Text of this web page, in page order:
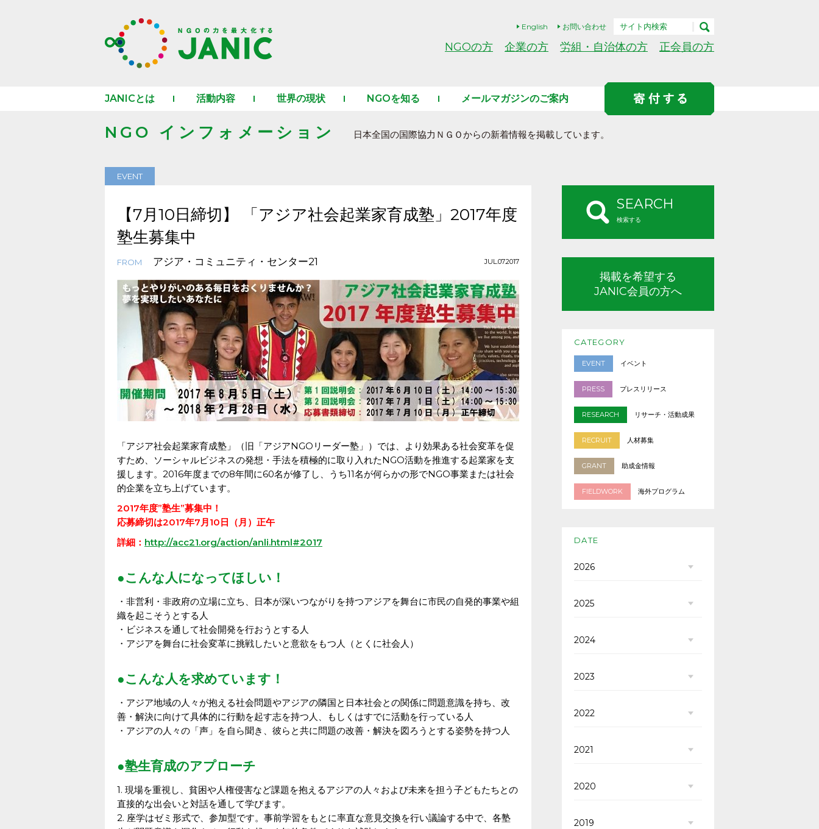
English お問い合わせ
NGOの方 企業の方 労組・自治体の方 正会員の方
JANICとは 活動内容 世界の現状 NGOを知る メールマガジンのご案内
NGO インフォメーション 日本全国の国際協力ＮＧＯからの新着情報を掲載しています。
EVENT
【7月10日締切】 「アジア社会起業家育成塾」2017年度
塾生募集中
FROM アジア・コミュニティ・センター21 JUL.07.2017
「アジア社会起業家育成塾」（旧「アジアNGOリーダー塾」）では、より効果ある社会変革を促
すため、ソーシャルビジネスの発想・手法を積極的に取り入れたNGO活動を推進する起業家を支
援します。2016年度までの8年間に60名が修了し、うち11名が何らかの形でNGO事業または社会
的企業を立ち上げています。
2017年度”塾生”募集中！
応募締切は2017年7月10日（月）正午
詳細： http://acc21.org/action/anli.html#2017
●こんな人になってほしい！
・非営利・非政府の立場に立ち、日本が深いつながりを持つアジアを舞台に市民の自発的事業や組
織を起こそうとする人
・ビジネスを通して社会開発を行おうとする人
・アジアを舞台に社会変革に挑戦したいと意欲をもつ人（とくに社会人）
●こんな人を求めています！
・アジア地域の人々が抱える社会問題やアジアの隣国と日本社会との関係に問題意識を持ち、改
善・解決に向けて具体的に行動を起す志を持つ人、もしくはすでに活動を行っている人
・アジアの人々の「声」を自ら聞き、彼らと共に問題の改善・解決を図ろうとする姿勢を持つ人
●塾生育成のアプローチ
1. 現場を重視し、貧困や人権侵害など課題を抱えるアジアの人々および未来を担う子どもたちとの
直接的な出会いと対話を通して学びます。
2. 座学はゼミ形式で、参加型です。事前学習をもとに率直な意見交換を行い議論する中で、各塾
SEARCH
検索する
掲載を希望する
JANIC会員の方へ
CATEGORY
EVENT イベント
PRESS プレスリリース
RESEARCH リサーチ・活動成果
RECRUIT 人材募集
GRANT 助成金情報
FIELDWORK 海外プログラム
DATE
2026
2025
2024
2023
2022
2021
2020
2019